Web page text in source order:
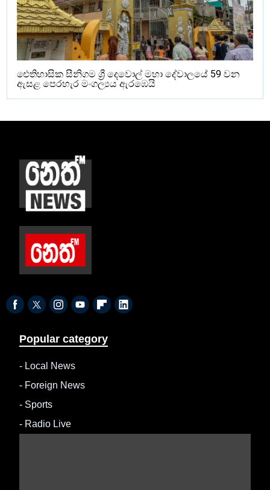
ඓතිහාසික සීනිගම ශ්‍රී දෙවොල් මහා දේවාලයේ 59 වන
ඇසළ පෙරහැර මංගල්‍යය ඇරඹෙයි
Popular category
- Local News
- Foreign News
- Sports
- Radio Live